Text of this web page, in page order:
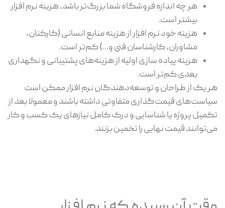
هر چه اندازه فروشگاه شما بزرگ‌تر باشد، هزینه نرم افزار
بیشتر است.
هزینه خود نرم افزار از هزینه منابع انسانی (کارکنان،
مشاوران، کارشناسان فنی و…) کم‌تر است.
هزینه پیاده سازی اولیه از هزینه‌های پشتیبانی و نگهداری
بعدی کم‌تر است.
هر یک از طراحان و توسعه‌دهندگان نرم افزار ممکن است
سیاست‌های قیمت‌گذاری متفاوتی داشته باشند و معمولا بعد از
تکمیل پروژه یا شناسایی و درک کامل نیازهای یک کسب و کار
می‌توانند قیمت نهایی را تخمین بزنند.